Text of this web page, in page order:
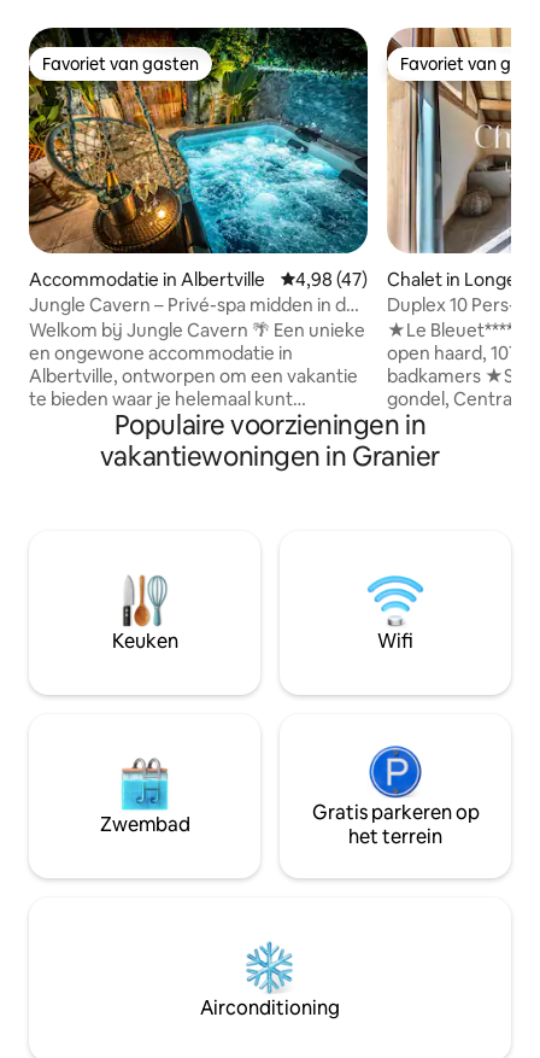
Favoriet van gasten
Favoriet van gasten
Accommodatie in Albertville Gemiddelde beoordeling van
4,98 (47)
Jungle Cavern – Privé-spa midden in de
jungle
Welkom bij Jungle Cavern 🌴 Een unieke
en ongewone accommodatie in
Albertville, ontworpen om een vakantie
te bieden waar je helemaal kunt
ontspannen! Dompel jezelf onder in een
jungle grot, tussen zacht licht,
natuurlijke materialen en een
familie of vrienden, Jungle Cavern is een
speciale, intieme en volledig privé plek.
Hier slapen we niet: we hebben een
ervaring🌴
Favoriet van
Favoriet van
Chalet in
Duplex 10 Pers-
pistes- Plagne
★Le Bleuet***** -
open haard, 107
badkamers ★Ski-
gondel, Centraal Station ★2
parkeerplaatsen
★Wifi
aanwezig,
Optionele
van skipakketten,
luchthaven/
levering van
Populaire voorzieningen in
vakantiewoningen in Granier
Keuken Wifi
Zwembad
Gratis parkeren op
het terrein
Airconditioning